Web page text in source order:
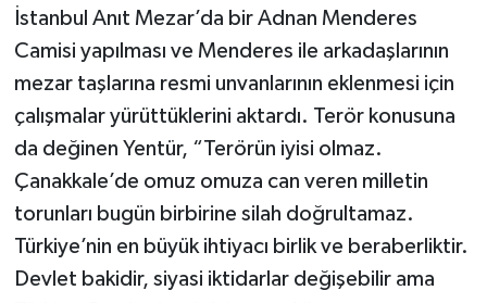
İstanbul Anıt Mezar’da bir Adnan Menderes
Camisi yapılması ve Menderes ile arkadaşlarının
mezar taşlarına resmi unvanlarının eklenmesi için
çalışmalar yürüttüklerini aktardı. Terör konusuna
da değinen Yentür, “Terörün iyisi olmaz.
Çanakkale’de omuz omuza can veren milletin
torunları bugün birbirine silah doğrultamaz.
Türkiye’nin en büyük ihtiyacı birlik ve beraberliktir.
Devlet bakidir, siyasi iktidarlar değişebilir ama